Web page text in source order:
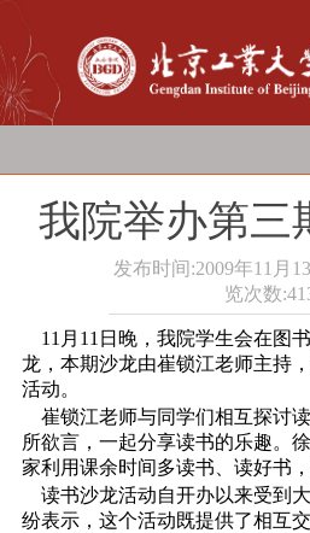
我院举办第三
发布时间:2009年11月
览次数:
11月11日 晚，我院学生会在图
龙，本期沙龙由崔锁江老师主持
活动。
崔锁江老师与同学们相互探讨
所欲言，一起分享读书的乐趣。徐
家利用课余时间多读书、读好书
读书沙龙活动自开办以来受到
纷表示，这个活动既提供了相互